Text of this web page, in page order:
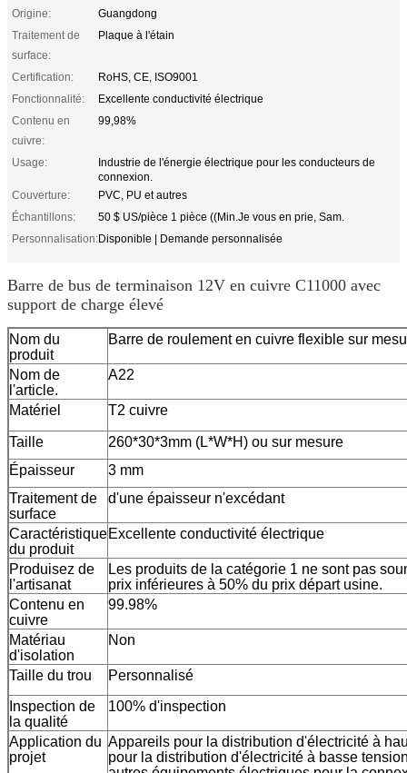
Origine:
Guangdong
Traitement de
surface:
Plaque à l'étain
Certification:
RoHS, CE, ISO9001
Fonctionnalité:
Excellente conductivité électrique
Contenu en
cuivre:
99,98%
Usage:
Industrie de l'énergie électrique pour les conducteurs de
connexion.
Couverture:
PVC, PU et autres
Échantillons:
50 $ US/pièce 1 pièce ((Min.Je vous en prie, Sam.
Personnalisation:Disponible | Demande personnalisée
Barre de bus de terminaison 12V en cuivre C11000 avec
support de charge élevé
Nom du
produit
Barre de roulement en cuivre flexible sur
Nom de
l'article.
A22
Matériel T2 cuivre
Taille
260*30*3mm (L*W*H) ou sur mesure
Épaisseur
3 mm
Traitement de
surface
d'une épaisseur n'excédant
Caractéristique
du produit
Excellente conductivité électrique
Produisez de
l'artisanat
Les produits de la catégorie 1 ne sont pas
prix inférieures à 50% du prix départ usine.
Contenu en
cuivre
99.98%
Matériau
d'isolation
Non
Taille du trou
Personnalisé
Inspection de
la qualité
100% d'inspection
Application du
projet
Appareils pour la distribution d'électricité à
pour la distribution d'électricité à basse